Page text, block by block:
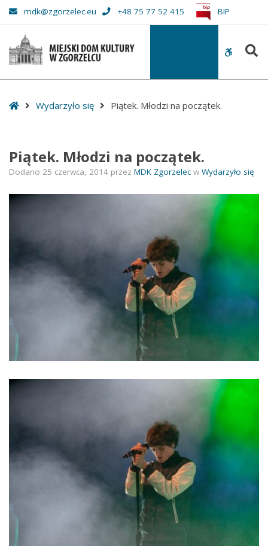
Piątek.
Młodzi
początek.
mdk@zgorzelec.eu +48 75 77 52 415 BIP
WCAG
StartWydarzyło się Piątek. Młodzi na początek.
Piątek. Młodzi na początek.
Dodano 25 czerwca, 2014 przez MDK Zgorzelec w Wydarzyło się